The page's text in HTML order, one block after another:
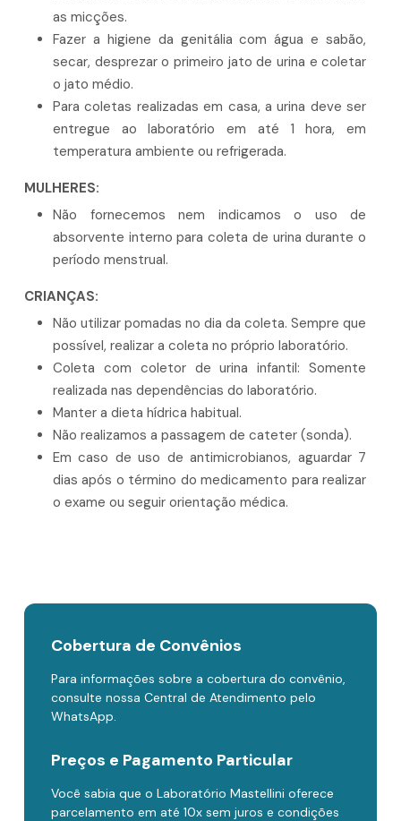
as micções.
Fazer a higiene da genitália com água e sabão,
secar, desprezar o primeiro jato de urina e coletar
o jato médio.
Para coletas realizadas em casa, a urina deve ser
entregue ao laboratório em até 1 hora, em
temperatura ambiente ou refrigerada.
MULHERES:
Não fornecemos nem indicamos o uso de
absorvente interno para coleta de urina durante o
período menstrual.
CRIANÇAS:
Não utilizar pomadas no dia da coleta. Sempre que
possível, realizar a coleta no próprio laboratório.
Coleta com coletor de urina infantil: Somente
realizada nas dependências do laboratório.
Manter a dieta hídrica habitual.
Não realizamos a passagem de cateter (sonda).
Em caso de uso de antimicrobianos, aguardar 7
dias após o término do medicamento para realizar
o exame ou seguir orientação médica.
Cobertura de Convênios
Para informações sobre a cobertura do convênio,
consulte nossa Central de Atendimento pelo
WhatsApp.
Preços e Pagamento Particular
Você sabia que o Laboratório Mastellini oferece
parcelamento em até 10x sem juros e condições